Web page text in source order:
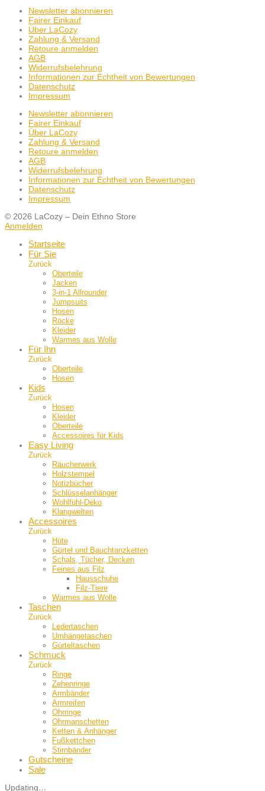
Newsletter abonnieren
Fairer Einkauf
Über LaCozy
Zahlung & Versand
Retoure anmelden
AGB
Widerrufsbelehrung
Informationen zur Echtheit von Bewertungen
Datenschutz
Impressum
Newsletter abonnieren
Fairer Einkauf
Über LaCozy
Zahlung & Versand
Retoure anmelden
AGB
Widerrufsbelehrung
Informationen zur Echtheit von Bewertungen
Datenschutz
Impressum
© 2026 LaCozy – Dein Ethno Store
Anmelden
Startseite
Für Sie
Zurück
Oberteile
Jacken
3-in-1 Allrounder
Jumpsuits
Hosen
Röcke
Kleider
Warmes aus Wolle
Für Ihn
Zurück
Oberteile
Hosen
Kids
Zurück
Hosen
Kleider
Oberteile
Accessoires für Kids
Easy Living
Zurück
Räucherwerk
Holzstempel
Notizbücher
Schlüsselanhänger
Wohlfühl-Deko
Klangwelten
Accessoires
Zurück
Hüte
Gürtel und Bauch­tanzketten
Schals, Tücher, Decken
Feines aus Filz
Hausschuhe
Filz-Tiere
Warmes aus Wolle
Taschen
Zurück
Ledertaschen
Umhängetaschen
Gürteltaschen
Schmuck
Zurück
Ringe
Zehenringe
Armbänder
Armreifen
Ohrringe
Ohrmanschetten
Ketten & Anhänger
Fußkettchen
Stirnbänder
Gutscheine
Sale
Updating…